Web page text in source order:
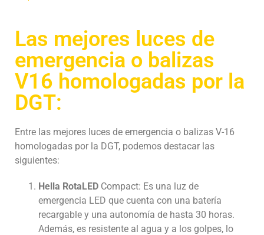
Las mejores luces de
emergencia o balizas
V16 homologadas por la
DGT:
Entre las mejores luces de emergencia o balizas V-16
homologadas por la DGT, podemos destacar las
siguientes:
Hella RotaLED Compact: Es una luz de
emergencia LED que cuenta con una batería
recargable y una autonomía de hasta 30 horas.
Además, es resistente al agua y a los golpes, lo